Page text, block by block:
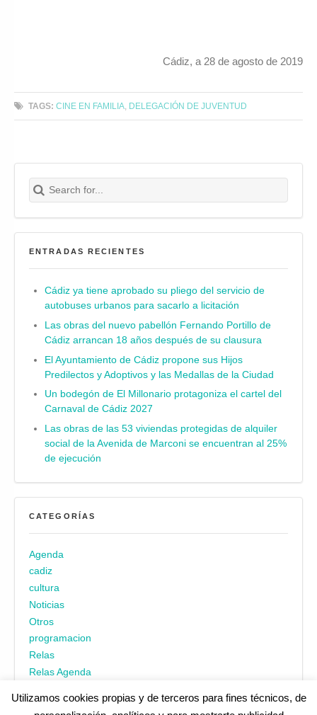
Cádiz, a 28 de agosto de 2019
TAGS: CINE EN FAMILIA DELEGACIÓN DE JUVENTUD
Search for:
Buscar
ENTRADAS RECIENTES
Cádiz ya tiene aprobado su pliego del servicio de
autobuses urbanos para sacarlo a licitación
Las obras del nuevo pabellón Fernando Portillo de
Cádiz arrancan 18 años después de su clausura
El Ayuntamiento de Cádiz propone sus Hijos
Predilectos y Adoptivos y las Medallas de la Ciudad
Un bodegón de El Millonario protagoniza el cartel del
Carnaval de Cádiz 2027
Las obras de las 53 viviendas protegidas de alquiler
social de la Avenida de Marconi se encuentran al 25%
de ejecución
CATEGORÍAS
Agenda
cadiz
cultura
Noticias
Otros
programacion
Relas
Relas Agenda
Utilizamos cookies propias y de terceros para fines técnicos, de